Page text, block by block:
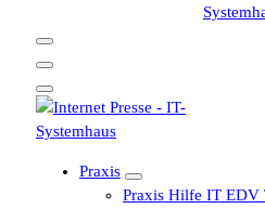
Praxis
Praxis Hilfe IT EDV